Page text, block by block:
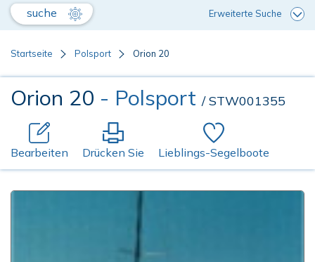
suche Erweiterte Suche
Startseite Polsport Orion 20
Orion 20 - Polsport / STW001355
Bearbeiten Drücken Sie Lieblings-Segelboote